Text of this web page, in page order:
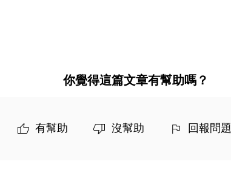
你覺得這篇文章有幫助嗎？
有幫助 沒幫助 回報問題